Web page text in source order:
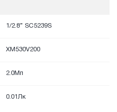
1/2.8” SC5239S
XM530V200
2.0Мп
0.01Лк